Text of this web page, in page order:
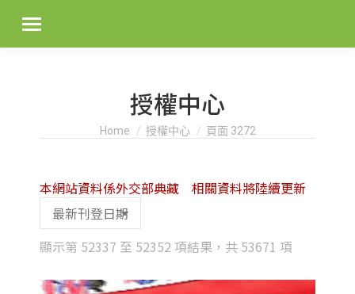
授權中心
You are here:
Home 授權中心 頁面 3272
顯示第 52337 至 52352 項結果，共 53671 項
latest
本網站資料係外交部典藏 相關資料將陸續更新